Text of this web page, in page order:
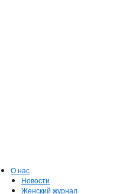
О нас
Новости
Женский журнал